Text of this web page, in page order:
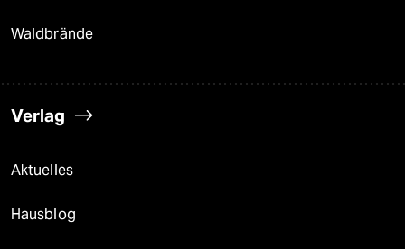
Waldbrände
Verlag
Aktuelles
Hausblog